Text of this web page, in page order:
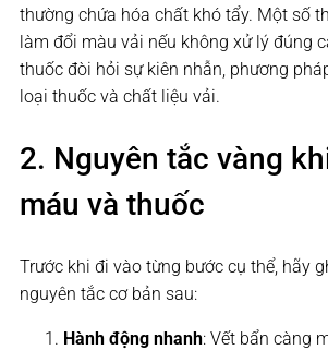
thường chứa hóa chất khó tẩy. Một số
làm đổi màu vải nếu không xử lý đúng
thuốc đòi hỏi sự kiên nhẫn, phương
loại thuốc và chất liệu vải.
2. Nguyên tắc vàng
máu và thuốc
Trước khi đi vào từng bước cụ thể, hãy
nguyên tắc cơ bản sau:
Hành động nhanh: Vết bẩn càng